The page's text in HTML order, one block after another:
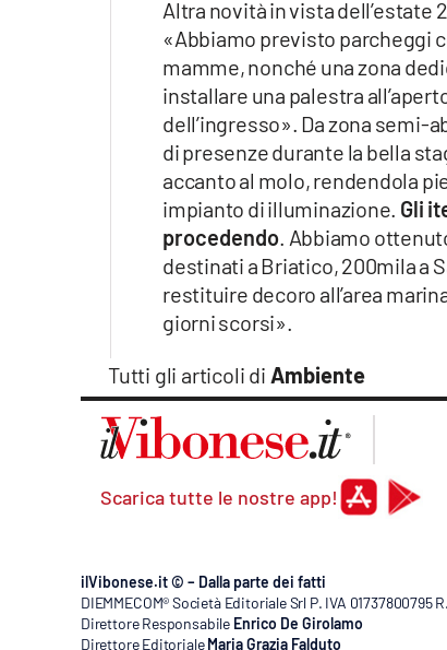
Tutti gli articoli di Ambiente
Altra novità in vista dell’estate
«Abbiamo previsto parcheggi
mamme, nonché una zona
installare una palestra
dell’ingresso». Da zona semi-
di presenze durante la bella
accanto al molo, rendendola
impianto di illuminazione. Gli
procedendo. Abbiamo
destinati a Briatico, 200mila a
restituire decoro all’area
giorni scorsi».
Scarica tutte le nostre app!
ilVibonese.it © – Dalla parte dei fatti
DIEMMECOM® Società Editoriale Srl P. IVA 01737800795
Direttore Responsabile Enrico De Girolamo
Direttore Editoriale Maria Grazia Falduto